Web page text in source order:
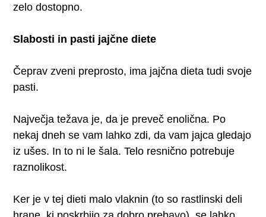
zelo dostopno.
Slabosti in pasti jajčne diete
Čeprav zveni preprosto, ima jajčna dieta tudi svoje
pasti.
Največja težava je, da je preveč enolična. Po
nekaj dneh se vam lahko zdi, da vam jajca gledajo
iz ušes. In to ni le šala. Telo resnično potrebuje
raznolikost.
Ker je v tej dieti malo vlaknin (to so rastlinski deli